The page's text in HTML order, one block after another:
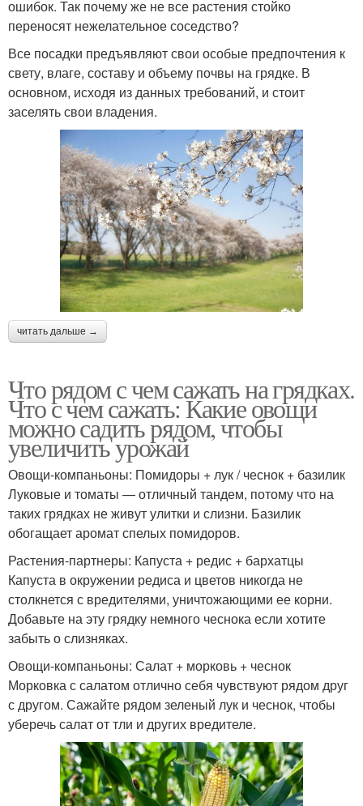
ошибок. Так почему же не все растения стойко
переносят нежелательное соседство?
Все посадки предъявляют свои особые предпочтения к
свету, влаге, составу и объему почвы на грядке. В
основном, исходя из данных требований, и стоит
заселять свои владения.
читать дальше →
Что рядом с чем сажать на грядках.
Что с чем сажать: Какие овощи
можно садить рядом, чтобы
увеличить урожай
Овощи-компаньоны: Помидоры + лук / чеснок + базилик
Луковые и томаты — отличный тандем, потому что на
таких грядках не живут улитки и слизни. Базилик
обогащает аромат спелых помидоров.
Растения-партнеры: Капуста + редис + бархатцы
Капуста в окружении редиса и цветов никогда не
столкнется с вредителями, уничтожающими ее корни.
Добавьте на эту грядку немного чеснока если хотите
забыть о слизняках.
Овощи-компаньоны: Салат + морковь + чеснок
Морковка с салатом отлично себя чувствуют рядом друг
с другом. Сажайте рядом зеленый лук и чеснок, чтобы
уберечь салат от тли и других вредителе.